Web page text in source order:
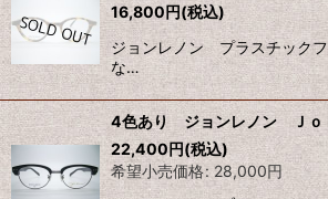
16,800円(税込)
ジョンレノン プラスチック
な…
4色あり ジョンレノン Ｊ
22,400円(税込)
希望小売価格: 28,000円